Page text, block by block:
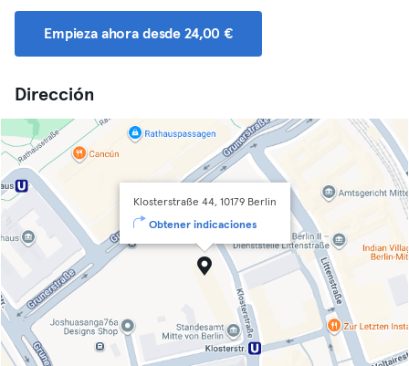
Empieza ahora desde 24,00 €
Dirección
Klosterstraße 44, 10179 Berlin
Obtener indicaciones